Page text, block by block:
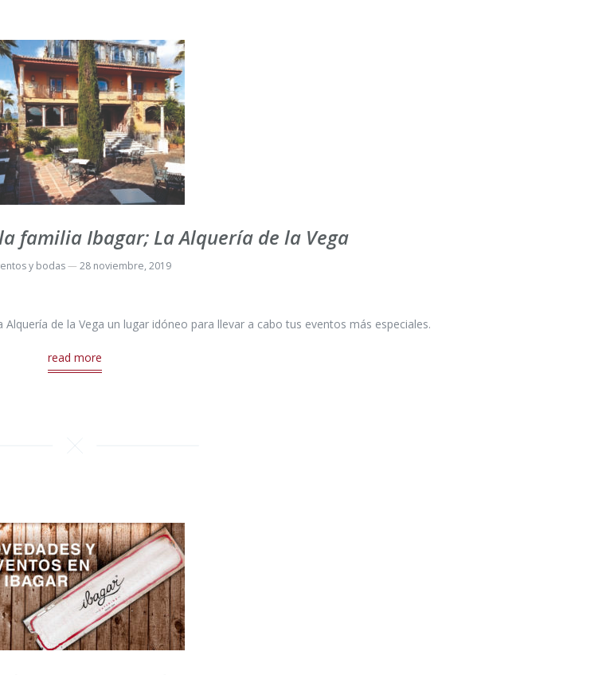
familia Ibagar; La Alquería de la Vega
y bodas 28 noviembre, 2019
de la Vega un lugar idóneo para llevar a cabo tus eventos más especiales.
read more